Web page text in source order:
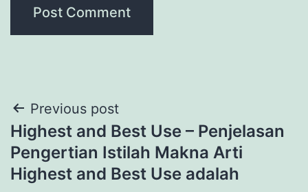
Post
navigation
Previous post
Highest and Best Use – Penjelasan
Pengertian Istilah Makna Arti
Highest and Best Use adalah